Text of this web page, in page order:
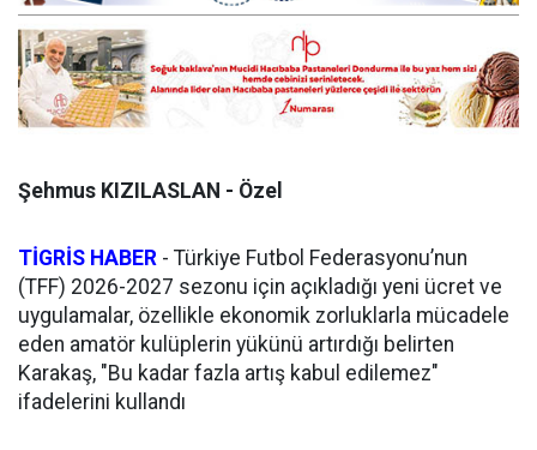
Şehmus KIZILASLAN - Özel
TİGRİS HABER - Türkiye Futbol Federasyonu’nun
(TFF) 2026-2027 sezonu için açıkladığı yeni ücret ve
uygulamalar, özellikle ekonomik zorluklarla mücadele
eden amatör kulüplerin yükünü artırdığı belirten
Karakaş, "Bu kadar fazla artış kabul edilemez"
ifadelerini kullandı